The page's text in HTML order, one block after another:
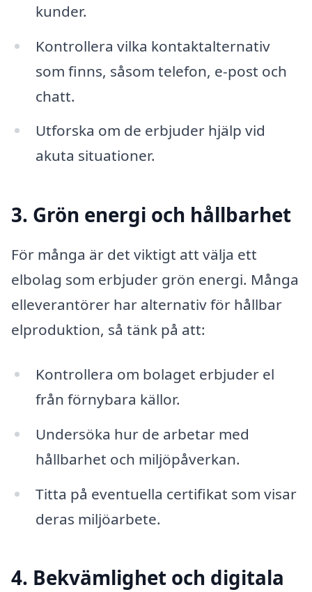
kunder.
Kontrollera vilka kontaktalternativ
som finns, såsom telefon, e-post och
chatt.
Utforska om de erbjuder hjälp vid
akuta situationer.
3. Grön energi och hållbarhet
För många är det viktigt att välja ett
elbolag som erbjuder grön energi. Många
elleverantörer har alternativ för hållbar
elproduktion, så tänk på att:
Kontrollera om bolaget erbjuder el
från förnybara källor.
Undersöka hur de arbetar med
hållbarhet och miljöpåverkan.
Titta på eventuella certifikat som visar
deras miljöarbete.
4. Bekvämlighet och digitala